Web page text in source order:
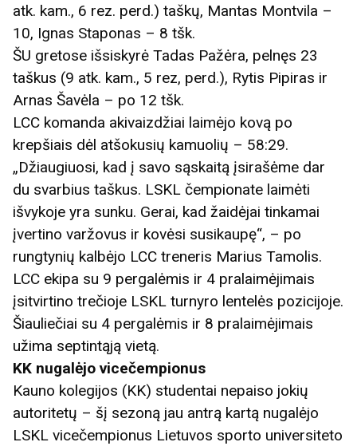
atk. kam., 6 rez. perd.) taškų, Mantas Montvila –
10, Ignas Staponas – 8 tšk.
ŠU gretose išsiskyrė Tadas Pažėra, pelnęs 23
taškus (9 atk. kam., 5 rez, perd.), Rytis Pipiras ir
Arnas Šavėla – po 12 tšk.
LCC komanda akivaizdžiai laimėjo kovą po
krepšiais dėl atšokusių kamuolių – 58:29.
„Džiaugiuosi, kad į savo sąskaitą įsirašėme dar
du svarbius taškus. LSKL čempionate laimėti
išvykoje yra sunku. Gerai, kad žaidėjai tinkamai
įvertino varžovus ir kovėsi susikaupę“, – po
rungtynių kalbėjo LCC treneris Marius Tamolis.
LCC ekipa su 9 pergalėmis ir 4 pralaimėjimais
įsitvirtino trečioje LSKL turnyro lentelės pozicijoje.
Šiauliečiai su 4 pergalėmis ir 8 pralaimėjimais
užima septintąją vietą.
KK nugalėjo vicečempionus
Kauno kolegijos (KK) studentai nepaiso jokių
autoritetų – šį sezoną jau antrą kartą nugalėjo
LSKL vicečempionus Lietuvos sporto universiteto